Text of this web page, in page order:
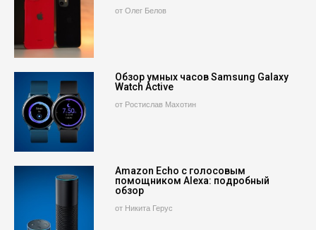
от Олег Белов
Обзор умных часов Samsung Galaxy
Watch Active
от Ростислав Махотин
Amazon Echo с голосовым
помощником Alexa: подробный
обзор
от Никита Герус